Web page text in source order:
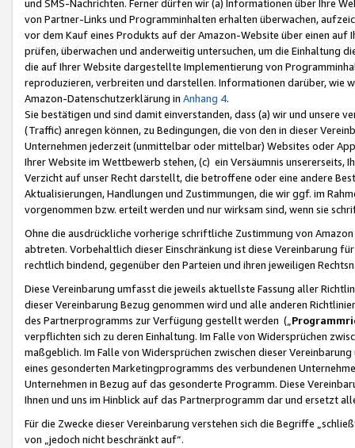
und SMS-Nachrichten. Ferner dürfen wir (a) Informationen über Ihre
von Partner-Links und Programminhalten erhalten überwachen,
vor dem Kauf eines Produkts auf der Amazon-Website über einen
prüfen, überwachen und anderweitig untersuchen, um die Einhaltung
die auf Ihrer Website dargestellte Implementierung von
reproduzieren, verbreiten und darstellen. Informationen darüber, wie
Amazon-Datenschutzerklärung in Anhang 4.
Sie bestätigen und sind damit einverstanden, dass (a) wir und
(Traffic) anregen können, zu Bedingungen, die von den in dieser
Unternehmen jederzeit (unmittelbar oder mittelbar) Websites oder
Ihrer Website im Wettbewerb stehen, (c) ein Versäumnis unsererseits,
Verzicht auf unser Recht darstellt, die betroffene oder eine andere
Aktualisierungen, Handlungen und Zustimmungen, die wir ggf. im
vorgenommen bzw. erteilt werden und nur wirksam sind, wenn sie
Ohne die ausdrückliche vorherige schriftliche Zustimmung von
abtreten. Vorbehaltlich dieser Einschränkung ist diese Vereinbarung
rechtlich bindend, gegenüber den Parteien und ihren jeweiligen
Diese Vereinbarung umfasst die jeweils aktuellste Fassung aller
dieser Vereinbarung Bezug genommen wird und alle anderen
des Partnerprogramms zur Verfügung gestellt werden („
verpflichten sich zu deren Einhaltung. Im Falle von Widersprüchen
maßgeblich. Im Falle von Widersprüchen zwischen dieser
eines gesonderten Marketingprogramms des verbundenen
Unternehmen in Bezug auf das gesonderte Programm. Diese
Ihnen und uns im Hinblick auf das Partnerprogramm dar und ersetzt
Für die Zwecke dieser Vereinbarung verstehen sich die Begriffe
von „jedoch nicht beschränkt auf“.